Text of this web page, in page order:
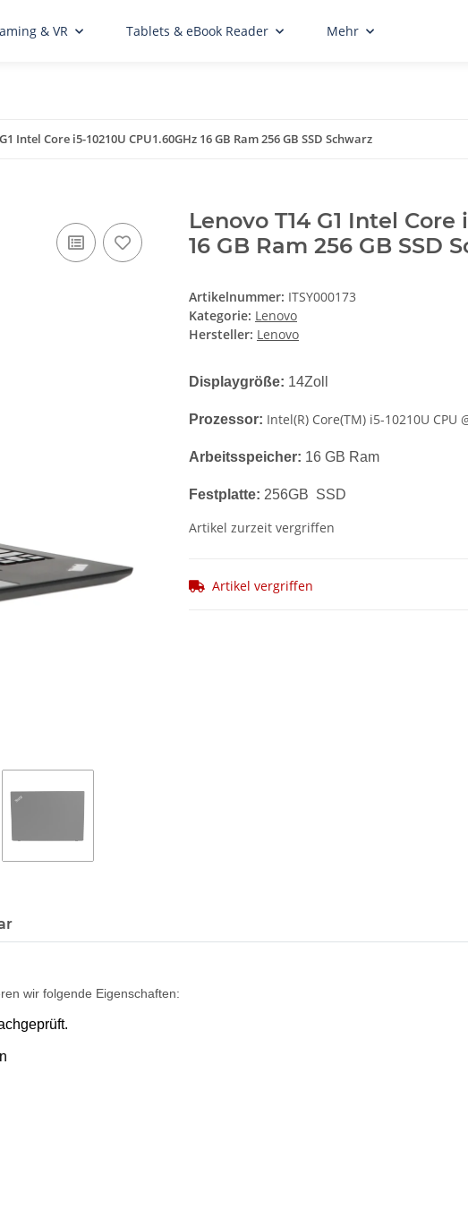
& VR Tablets & eBook Reader Mehr
Intel Core i5-10210U CPU1.60GHz 16 GB Ram 256 GB SSD Schwarz
Lenovo T14 G1 Intel Core
16 GB Ram 256 GB SSD
Artikelnummer: ITSY000173
Kategorie: Lenovo
Hersteller: Lenovo
Displaygröße: 14Zoll
Prozessor: Intel(R) Core(TM) i5-10210U CPU
Arbeitsspeicher: 16 GB Ram
Festplatte: 256GB SSD
Artikel zurzeit vergriffen
Artikel vergriffen
wir folgende Eigenschaften: